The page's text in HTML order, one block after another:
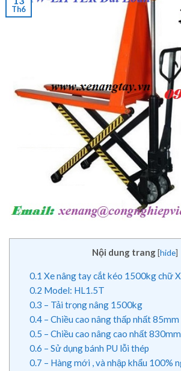
Th6
Nội dung trang [hide]
0.1 Xe nâng tay cắt kéo 1500kg chữ
0.2 Model: HL1.5T
0.3 – Tải trọng nâng 1500kg
0.4– Chiều cao nâng thấp nhất 85mm
0.5 – Chiều cao nâng cao nhất 830mm
0.6 – Sử dụng bánh PU lỗi thép
0.7 – Hàng mới , và nhập khẩu 100%